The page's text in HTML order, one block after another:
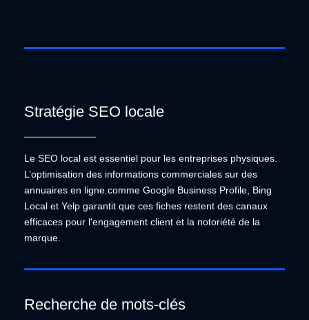
Stratégie SEO locale
Le SEO local est essentiel pour les entreprises physiques.
L’optimisation des informations commerciales sur des
annuaires en ligne comme Google Business Profile, Bing
Local et Yelp garantit que ces fiches restent des canaux
efficaces pour l'engagement client et la notoriété de la
marque.
physiques. L’optimisation des informations
commerciales sur des annuaires en ligne comme
Google Business Profile, Bing Local et Yelp garantit
que ces fiches restent des canaux efficaces pour
l'engagement client et la notoriété de la marque.
Recherche de mots-clés